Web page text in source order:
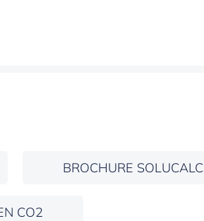
BROCHURE SOLUCALC
CO2